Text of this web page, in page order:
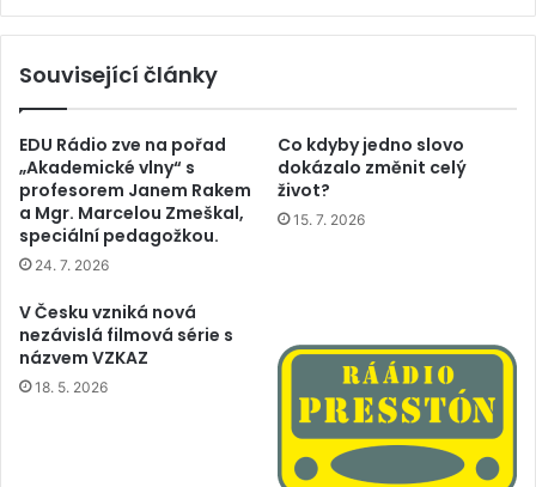
Související články
EDU Rádio zve na pořad
„Akademické vlny“ s
profesorem Janem Rakem
a Mgr. Marcelou Zmeškal,
speciální pedagožkou.
24. 7. 2026
Co kdyby jedno slovo
dokázalo změnit celý
život?
15. 7. 2026
V Česku vzniká nová
nezávislá filmová série s
názvem VZKAZ
18. 5. 2026